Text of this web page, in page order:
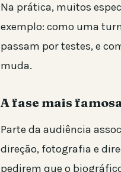
Na prática, muitos
exemplo: como uma
passam por testes, e
muda.
A fase mais
Parte da audiência
direção, fotografia e
pedirem que o